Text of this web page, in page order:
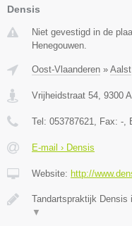
Densis
Niet gevestigd in de
Henegouwen.
Oost-Vlaanderen » Aalst
Vrijheidstraat 54, 9300
Tel: 053787621, Fax: -,
E-mail › Densis
Website: http://
Tandartspraktijk
▼